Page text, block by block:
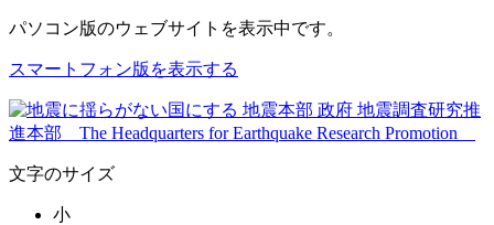
パソコン版のウェブサイトを表示中です。
スマートフォン版を表示する
文字のサイズ
小